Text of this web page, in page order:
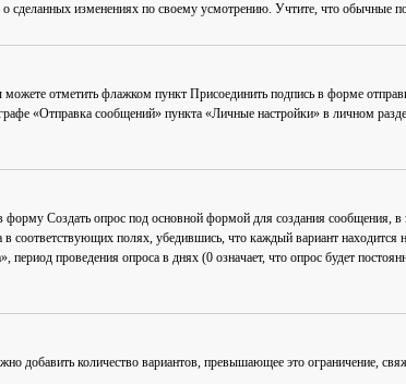
сделанных изменениях по своему усмотрению. Учтите, что обычные
можете отметить флажком пункт Присоединить подпись в форме
«Отправка сообщений» пункта «Личные настройки» в личном
форму Создать опрос под основной формой для создания сообщения, в
полях, убедившись, что каждый вариант находится
проведения опроса в днях (0 означает, что опрос будет
добавить количество вариантов, превышающее это ограничение,